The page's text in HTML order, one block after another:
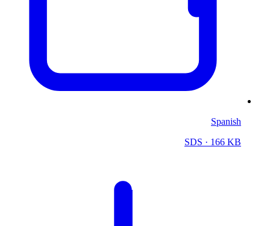
Spanish
SDS · 166 KB